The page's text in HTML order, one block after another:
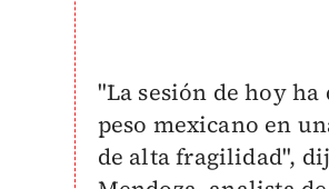
"La sesión de hoy ha
peso mexicano en
de alta fragilidad",